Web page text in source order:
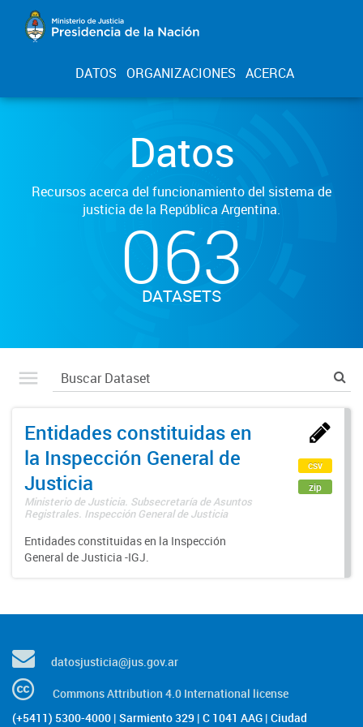
DATOS ORGANIZACIONES ACERCA
Datos
Recursos acerca del funcionamiento del sistema de
justicia de la República Argentina.
063
DATASETS
Entidades constituidas en
la Inspección General de
Justicia
Ministerio de Justicia. Subsecretaría de Asuntos
Registrales. Inspección General de Justicia
Entidades constituidas en la Inspección
General de Justicia -IGJ.
csv
zip
datosjusticia@jus.gov.ar
Commons Attribution 4.0 International license
(+5411) 5300-4000 | Sarmiento 329 | C 1041 AAG | Ciudad